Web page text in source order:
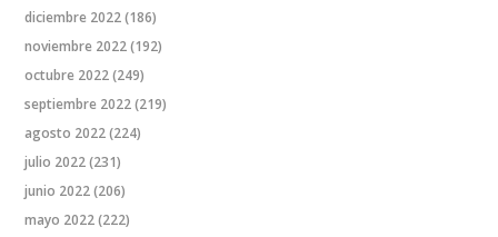
diciembre 2022(186)
noviembre 2022(192)
octubre 2022(249)
septiembre 2022(219)
agosto 2022(224)
julio 2022(231)
junio 2022(206)
mayo 2022(222)